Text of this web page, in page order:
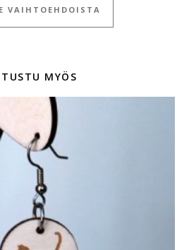
VAIHTOEHDOISTA
MYÖS